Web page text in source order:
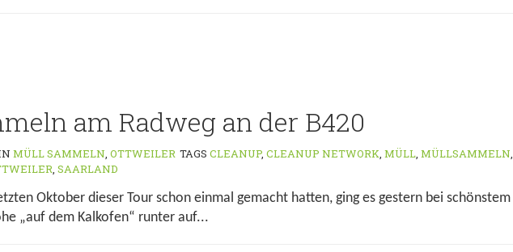
am Radweg an der B420
MÜLL SAMMELN, OTTWEILER TAGS CLEANUP, CLEANUP NETWORK, MÜLL, MÜLLSAMMELN,
, SAARLAND
Oktober dieser Tour schon einmal gemacht hatten, ging es gestern bei schönstem
„auf dem Kalkofen“ runter auf...